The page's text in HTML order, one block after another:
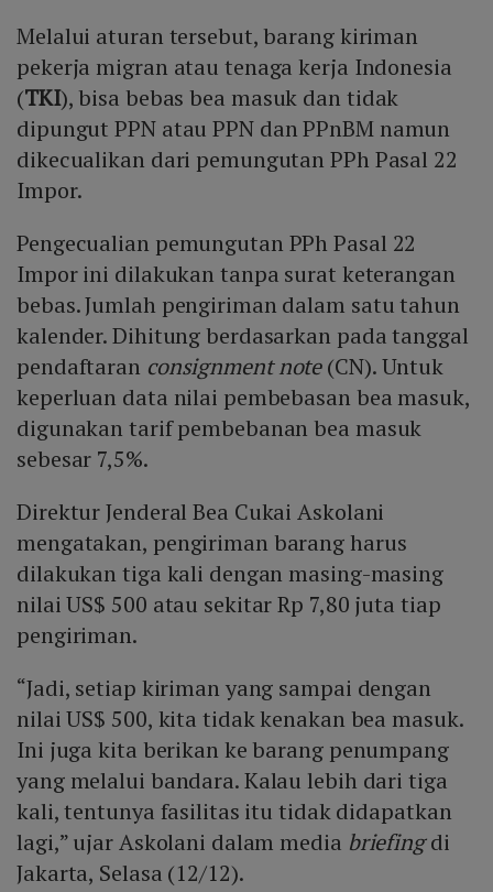
Melalui aturan tersebut, barang kiriman
pekerja migran atau tenaga kerja Indonesia
(TKI), bisa bebas bea masuk dan tidak
dipungut PPN atau PPN dan PPnBM namun
dikecualikan dari pemungutan PPh Pasal 22
Impor.
Pengecualian pemungutan PPh Pasal 22
Impor ini dilakukan tanpa surat keterangan
bebas. Jumlah pengiriman dalam satu tahun
kalender. Dihitung berdasarkan pada tanggal
pendaftaran consignment note(CN). Untuk
keperluan data nilai pembebasan bea masuk,
digunakan tarif pembebanan bea masuk
sebesar 7,5%.
Direktur Jenderal Bea Cukai Askolani
mengatakan, pengiriman barang harus
dilakukan tiga kali dengan masing-masing
nilai US$ 500 atau sekitar Rp 7,80 juta tiap
pengiriman.
“Jadi, setiap kiriman yang sampai dengan
nilai US$ 500, kita tidak kenakan bea masuk.
Ini juga kita berikan ke barang penumpang
yang melalui bandara. Kalau lebih dari tiga
kali, tentunya fasilitas itu tidak didapatkan
lagi,” ujar Askolani dalam media briefingdi
Jakarta, Selasa (12/12).